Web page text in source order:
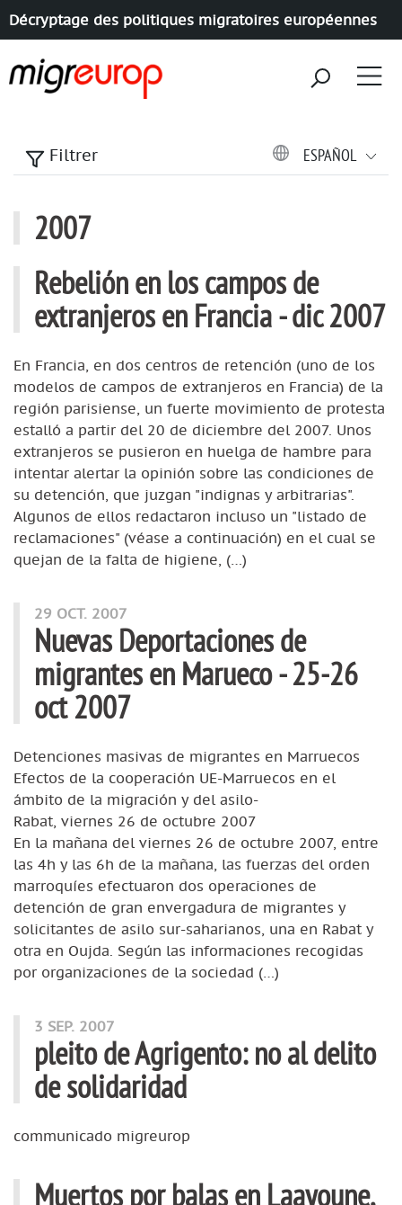
Décryptage des politiques migratoires européennes
Filtrer ESPAÑOL
2007
articles annee
Rebelión en los campos de
extranjeros en Francia - dic 2007
En Francia, en dos centros de retención (uno de los
modelos de campos de extranjeros en Francia) de la
región parisiense, un fuerte movimiento de protesta
estalló a partir del 20 de diciembre del 2007. Unos
extranjeros se pusieron en huelga de hambre para
intentar alertar la opinión sobre las condiciones de
su detención, que juzgan "indignas y arbitrarias".
Algunos de ellos redactaron incluso un "listado de
reclamaciones" (véase a continuación) en el cual se
quejan de la falta de higiene, (…)
29 OCT. 2007
Nuevas Deportaciones de
migrantes en Marueco - 25-26
oct 2007
Detenciones masivas de migrantes en Marruecos
Efectos de la cooperación UE-Marruecos en el
ámbito de la migración y del asilo-
Rabat, viernes 26 de octubre 2007
En la mañana del viernes 26 de octubre 2007, entre
las 4h y las 6h de la mañana, las fuerzas del orden
marroquíes efectuaron dos operaciones de
detención de gran envergadura de migrantes y
solicitantes de asilo sur-saharianos, una en Rabat y
otra en Oujda. Según las informaciones recogidas
por organizaciones de la sociedad (…)
3 SEP. 2007
pleito de Agrigento: no al delito
de solidaridad
communicado migreurop
Muertos por balas en Laayoune,